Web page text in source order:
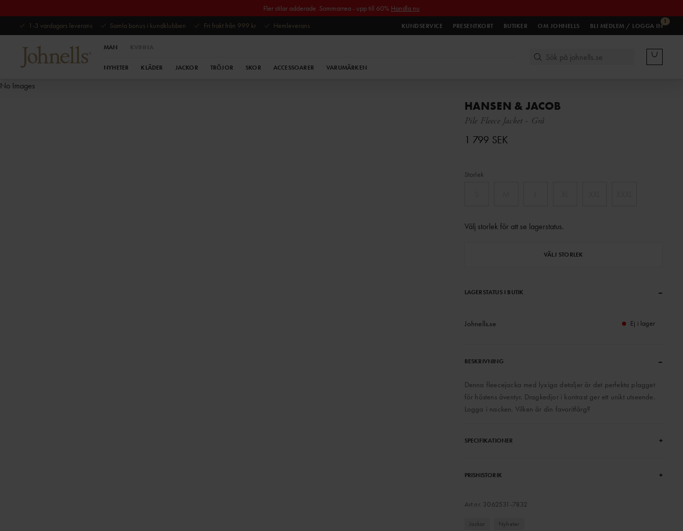
Fler stilar adderade. Sommarrea - upp till 60% Handla nu
1-3 vardagars leverans
Samla bonus i kundklubben Fri frakt från 999 kr Hemleverans KUNDSERVICE PRESENTKORT BUTIKER OM JOHNELLS
1
BLI MEDLEM / LOGGA IN
MAN KVINNA
NYHETER KLÄDER JACKOR TRÖJOR SKOR ACCESSOARER VARUMÄRKEN
HANSEN & JACOB
Pile Fleece Jacket - Grå
1 799 SEK
Storlek
Välj storlek för att se lagerstatus.
VÄLJ STORLEK
LAGERSTATUS I BUTIK –
Johnells.se Ej i lager
BESKRIVNING –
Denna fleecejacka med lyxiga detaljer är det perfekta plagget
för höstens äventyr. Dragkedjor i kontrast ger ett unikt utseende.
Logga i nacken. Vilken är din favoritfärg?
SPECIFIKATIONER +
PRISHISTORIK +
Art.nr. 3062531-7832
Jackor Nyheter
No Images